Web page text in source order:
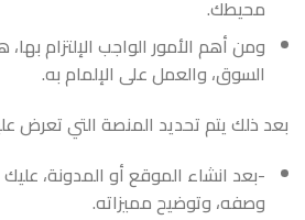
محيطك.
ومن أهم الأمور الواجب الإلتزام
السوق، والعمل على الإلمام به.
بعد ذلك يتم تحديد المنصة التي تعرض
-بعد انشاء الموقع أو المدونة، عليك
وصفه، وتوضيح مميزاته.